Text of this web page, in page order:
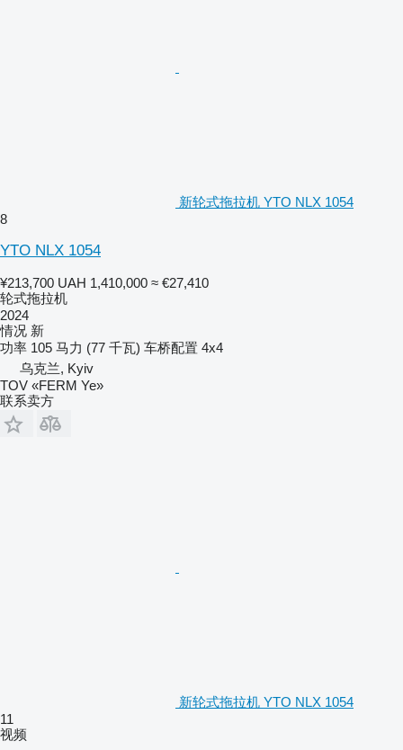
新轮式拖拉机 YTO NLX 1054
8
YTO NLX 1054
¥213,700 UAH 1,410,000 ≈ €27,410
轮式拖拉机
2024
情况 新
功率 105 马力 (77 千瓦) 车桥配置 4x4
乌克兰, Kyiv
TOV «FERM Ye»
联系卖方
新轮式拖拉机 YTO NLX 1054
11
视频